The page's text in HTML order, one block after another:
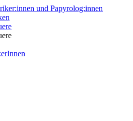
und Papyrolog:innen